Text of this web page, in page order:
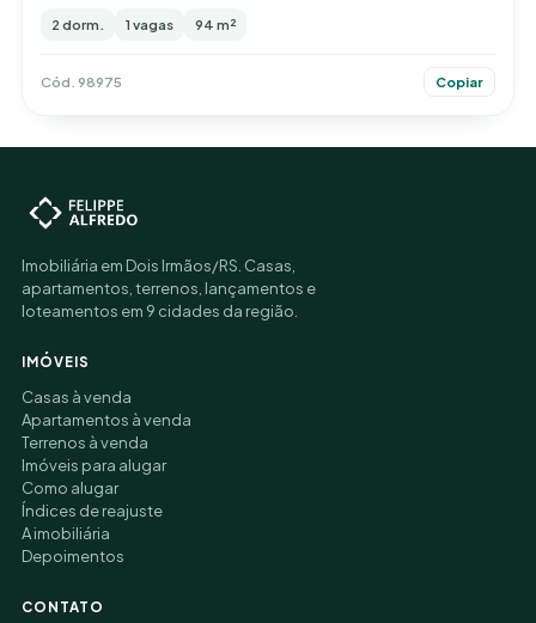
2 dorm. 1 vagas 94 m²
Cód. 98975 Copiar
Imobiliária em Dois Irmãos/RS. Casas,
apartamentos, terrenos, lançamentos e
loteamentos em 9 cidades da região.
IMÓVEIS
Casas à venda
Apartamentos à venda
Terrenos à venda
Imóveis para alugar
Como alugar
Índices de reajuste
A imobiliária
Depoimentos
CONTATO